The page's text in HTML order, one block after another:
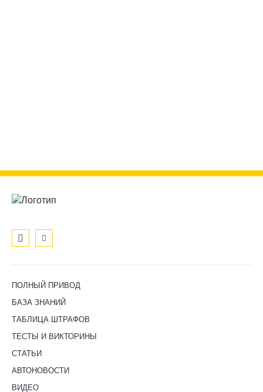
ПОЛНЫЙ ПРИВОД
БАЗА ЗНАНИЙ
ТАБЛИЦА ШТРАФОВ
ТЕСТЫ И ВИКТОРИНЫ
СТАТЬИ
АВТОНОВОСТИ
ВИДЕО